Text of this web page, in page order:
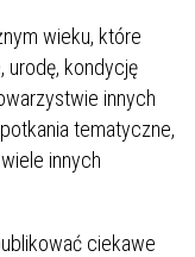
wieku, które
urodę, kondycję
innych
tematyczne,
innych
ciekawe